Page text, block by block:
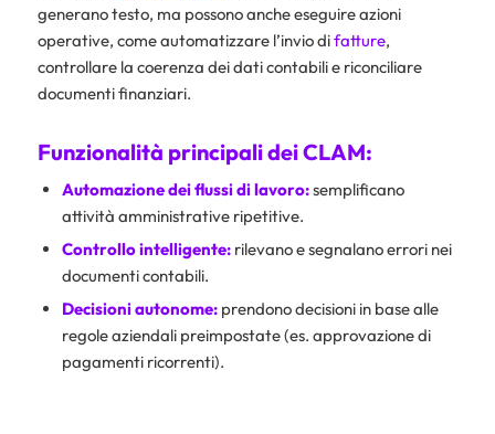
generano testo, ma possono anche eseguire azioni
operative, come automatizzare l’invio difatture,
controllare la coerenza dei dati contabili e riconciliare
documenti finanziari.
Funzionalità principali dei CLAM:
Automazione dei flussi di lavoro:semplificano
attività amministrative ripetitive.
Controllo intelligente:rilevano e segnalano errori nei
documenti contabili.
Decisioni autonome:prendono decisioni in base alle
regole aziendali preimpostate (es. approvazione di
pagamenti ricorrenti).